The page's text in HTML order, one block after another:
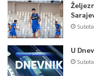
U